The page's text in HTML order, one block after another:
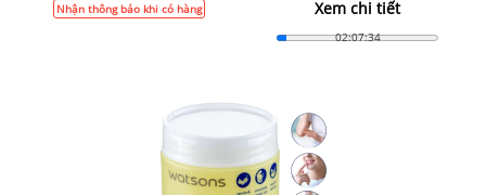
Nhận thông báo khi có hàng
Xem chi tiết
02:07:33